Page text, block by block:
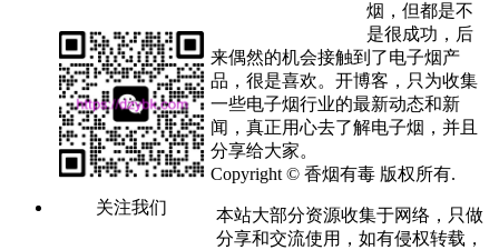
关注我们
烟，但都是不
是很成功，后
来偶然的机会接触到了电子烟产
品，很是喜欢。开博客，只为收集
一些电子烟行业的最新动态和新
闻，真正用心去了解电子烟，并且
分享给大家。
Copyright © 香烟有毒 版权所有.
本站大部分资源收集于网络，只做
分享和交流使用，如有侵权转载，